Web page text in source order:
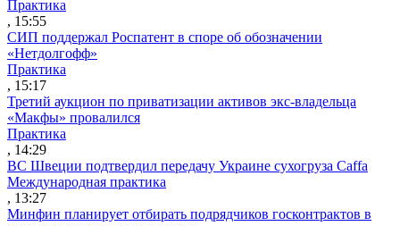
Практика
, 15:55
СИП поддержал Роспатент в споре об обозначении
«Нетдолгофф»
Практика
, 15:17
Третий аукцион по приватизации активов экс-владельца
«Макфы» провалился
Практика
, 14:29
ВС Швеции подтвердил передачу Украине сухогруза Caffa
Международная практика
, 13:27
Минфин планирует отбирать подрядчиков госконтрактов в